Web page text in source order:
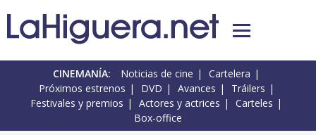
CINEMANÍA: Noticias de cine
Cartelera
Próximos estrenos
DVD Avances
Tráilers
Festivales y premios
Actores y actrices
Carteles
Box-office